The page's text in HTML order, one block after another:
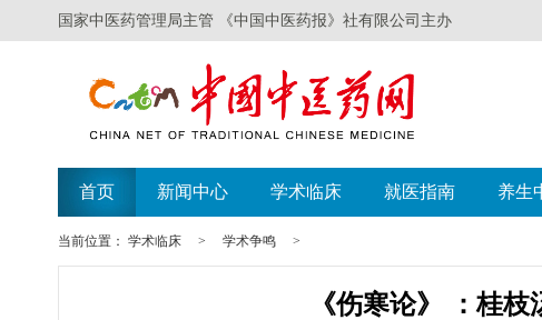
国家中医药管理局主管 《中国中医药报》社有限公司主办
首页 新闻中心 学术临床 就医指南 养生
当前位置： 学术临床 > 学术争鸣 >
《伤寒论》 ：桂